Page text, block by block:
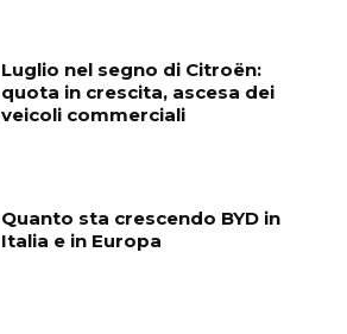
Luglio nel segno di Citroën:
quota in crescita, ascesa dei
veicoli commerciali
Quanto sta crescendo BYD in
Italia e in Europa